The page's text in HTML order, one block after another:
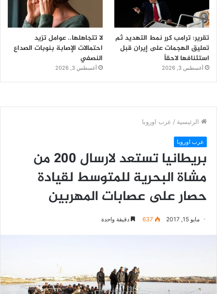
تقرير: ترامب كرر نمط التهديد ثم
تعليق الهجمات على إيران قبل
استئنافها لاحقاً
أغسطس 3, 2026
لا تتجاهلها.. عوامل تزيد
احتمالات الإصابة بنوبات الصداع
النصفي
أغسطس 3, 2026